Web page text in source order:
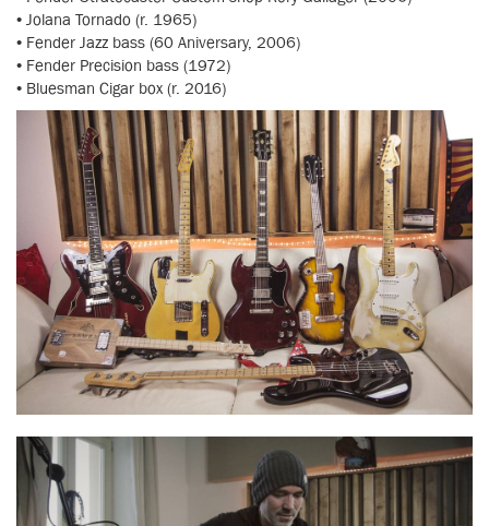
• Jolana Tornado (r. 1965)
• Fender Jazz bass (60 Aniversary, 2006)
• Fender Precision bass (1972)
• Bluesman Cigar box (r. 2016)